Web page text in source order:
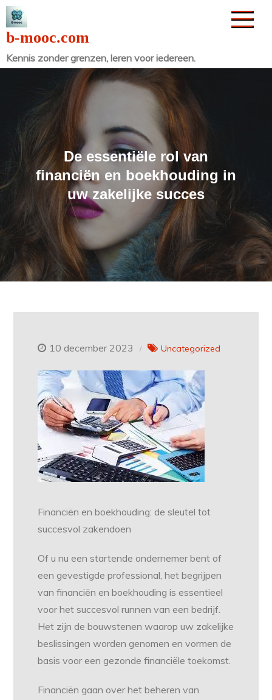
Naar
de
inhoud
gaan
b-mooc.com
Kennis zonder grenzen, leren voor iedereen.
De essentiële rol van
financiën en boekhouding in
uw zakelijke succes
10 december 2023 Uncategorized
Financiën en boekhouding: de sleutel tot
succesvol zakendoen
Of u nu een startende ondernemer bent of
een gevestigde professional, het begrijpen
van financiën en boekhouding is essentieel
voor het succesvol runnen van een bedrijf.
Het zijn de bouwstenen waarop uw zakelijke
beslissingen worden genomen en vormen de
basis voor een gezonde financiële toekomst.
Financiën gaan over het beheren van